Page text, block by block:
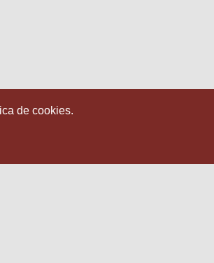
de cookies.